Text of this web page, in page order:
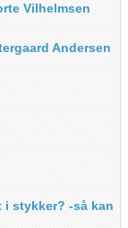
Vilhelmsen
Andersen
i stykker? -så kan